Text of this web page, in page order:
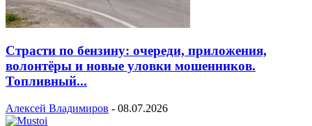
Страсти по бензину: очереди, приложения,
волонтёры и новые уловки мошенников.
Топливный...
Алексей Владимиров - 08.07.2026